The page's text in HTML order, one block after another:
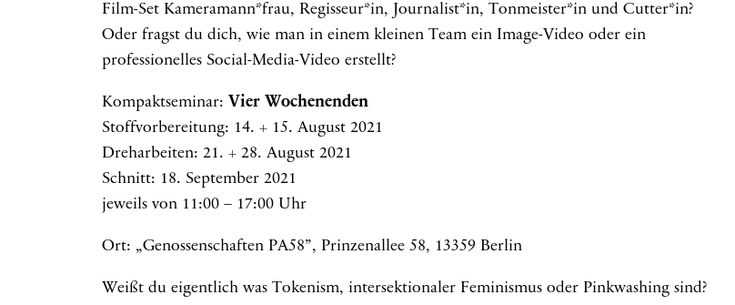
Film-Set Kameramann*frau, Regisseur*in, Journalist*in, Tonmeister*in und Cutter*in?
Oder fragst du dich, wie man in einem kleinen Team ein Image-Video oder ein
professionelles Social-Media-Video erstellt?
Kompaktseminar: Vier Wochenenden
Stoffvorbereitung: 14. + 15. August 2021
Dreharbeiten: 21. + 28. August 2021
Schnitt: 18. September 2021
jeweils von 11:00 – 17:00 Uhr
Ort: „Genossenschaften PA58”, Prinzenallee 58, 13359 Berlin
Weißt du eigentlich was Tokenism, intersektionaler Feminismus oder Pinkwashing sind?